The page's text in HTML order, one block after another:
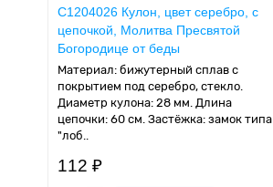
C1204026 Кулон, цвет серебро, с
цепочкой, Молитва Пресвятой
Богородице от беды
Материал: бижутерный сплав с
покрытием под серебро, стекло.
Диаметр кулона: 28 мм. Длина
цепочки: 60 см. Застёжка: замок типа
"лоб..
112 ₽